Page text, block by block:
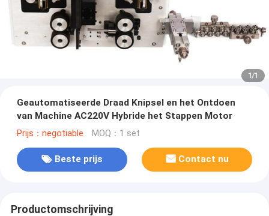
1/1
Geautomatiseerde Draad Knipsel en het Ontdoen
van Machine AC220V Hybride het Stappen Motor
Prijs：negotiable MOQ：1 set
Beste prijs Contact nu
Productomschrijving